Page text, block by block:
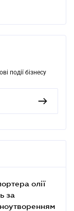
події бізнесу
олії
за